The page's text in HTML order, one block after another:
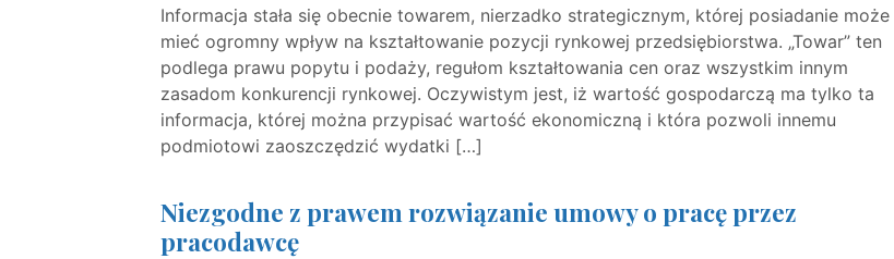
Informacja stała się obecnie towarem, nierzadko strategicznym, której posiadanie może
mieć ogromny wpływ na kształtowanie pozycji rynkowej przedsiębiorstwa. „Towar” ten
podlega prawu popytu i podaży, regułom kształtowania cen oraz wszystkim innym
zasadom konkurencji rynkowej. Oczywistym jest, iż wartość gospodarczą ma tylko ta
informacja, której można przypisać wartość ekonomiczną i która pozwoli innemu
podmiotowi zaoszczędzić wydatki […]
Niezgodne z prawem rozwiązanie umowy o pracę przez
pracodawcę